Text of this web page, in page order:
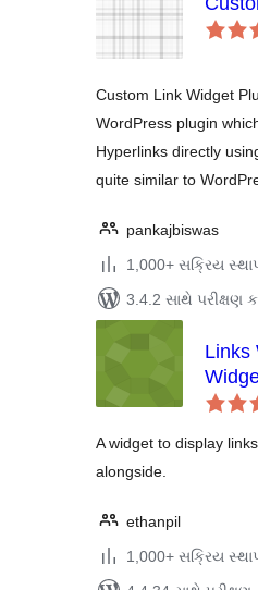
Custom Link Widget
WordPress plugin
Hyperlinks directly
quite similar to
pankajbiswas
1,000+ સક્રિય
3.4.2 સાથે પરીક્ષણ
Links
A widget to display
alongside.
ethanpil
1,000+ સક્રિય